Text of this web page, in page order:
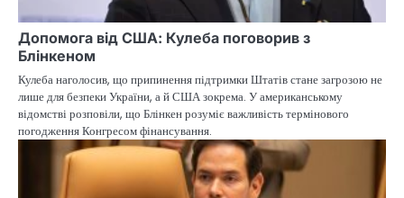
Допомога від США: Кулеба поговорив з
Блінкеном
Кулеба наголосив, що припинення підтримки Штатів стане загрозою не
лише для безпеки України, а й США зокрема. У американському
відомстві розповіли, що Блінкен розуміє важливість термінового
погодження Конгресом фінансування.